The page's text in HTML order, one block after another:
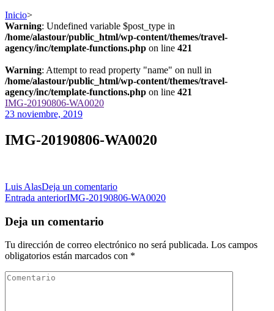
Inicio>
Warning: Undefined variable $post_type in
/home/alastour/public_html/wp-content/themes/travel-
agency/inc/template-functions.php on line 421
Warning: Attempt to read property "name" on null in
/home/alastour/public_html/wp-content/themes/travel-
agency/inc/template-functions.php on line 421
IMG-20190806-WA0020
23 noviembre, 2019
IMG-20190806-WA0020
Luis AlasDeja un comentarioen
IMG-
Navegación
de
las
entradas
Entrada anteriorIMG-20190806-WA0020
Deja un comentario
Tu dirección de correo electrónico no será publicada. Los campos
obligatorios están marcados con *
Comentario